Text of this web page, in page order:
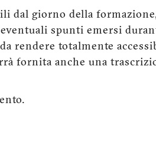
dal giorno della
spunti emersi
rendere totalmente
fornita anche una